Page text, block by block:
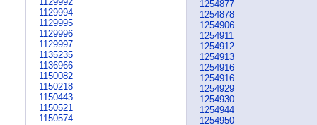
1129994
1129995
1129996
1129997
1135235
1136966
1150082
1150218
1150443
1150521
1150574
1254877
1254878
1254906
1254911
1254912
1254913
1254916
1254916
1254929
1254930
1254944
1254950